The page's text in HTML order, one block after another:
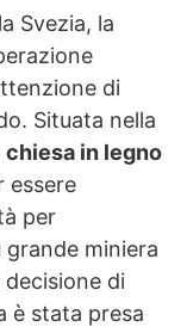
Svezia, la
di
Situata nella
chiesa in legno
essere
per
grande miniera
di
è stata presa